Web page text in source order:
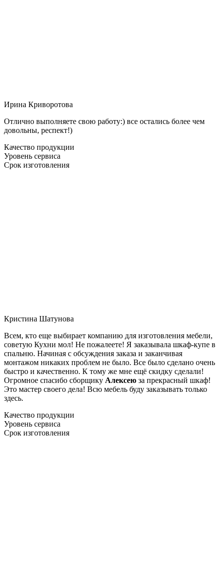
Ирина Криворотова
Отлично выполняете свою работу:) все остались более чем
довольны, респект!)
Качество продукции
Уровень сервиса
Срок изготовления
Кристина Шатунова
Всем, кто еще выбирает компанию для изготовления мебели,
советую Кухни мол! Не пожалеете! Я заказывала шкаф-купе в
спальню. Начиная с обсуждения заказа и заканчивая
монтажом никаких проблем не было. Все было сделано очень
быстро и качественно. К тому же мне ещё скидку сделали!
Огромное спасибо сборщику Алексею за прекрасный шкаф!
Это мастер своего дела! Всю мебель буду заказывать только
здесь.
Качество продукции
Уровень сервиса
Срок изготовления